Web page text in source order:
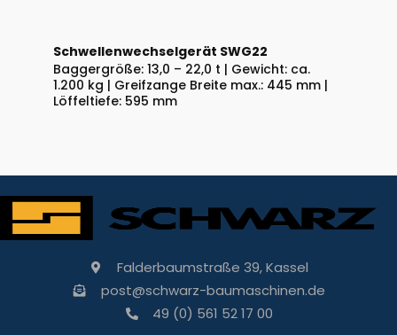
Schwellenwechselgerät SWG22
Baggergröße: 13,0 – 22,0 t | Gewicht: ca.
1.200 kg | Greifzange Breite max.: 445 mm |
Löffeltiefe: 595 mm
Falderbaumstraße 39, Kassel
post@schwarz-baumaschinen.de
49 (0) 561 52 17 00